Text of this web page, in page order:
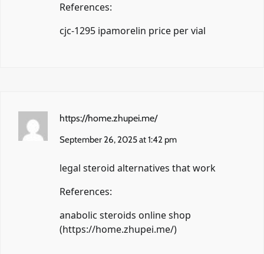
References:
cjc-1295 ipamorelin price per vial
https://home.zhupei.me/
September 26, 2025 at 1:42 pm
legal steroid alternatives that work
References:
anabolic steroids online shop
(https://home.zhupei.me/)